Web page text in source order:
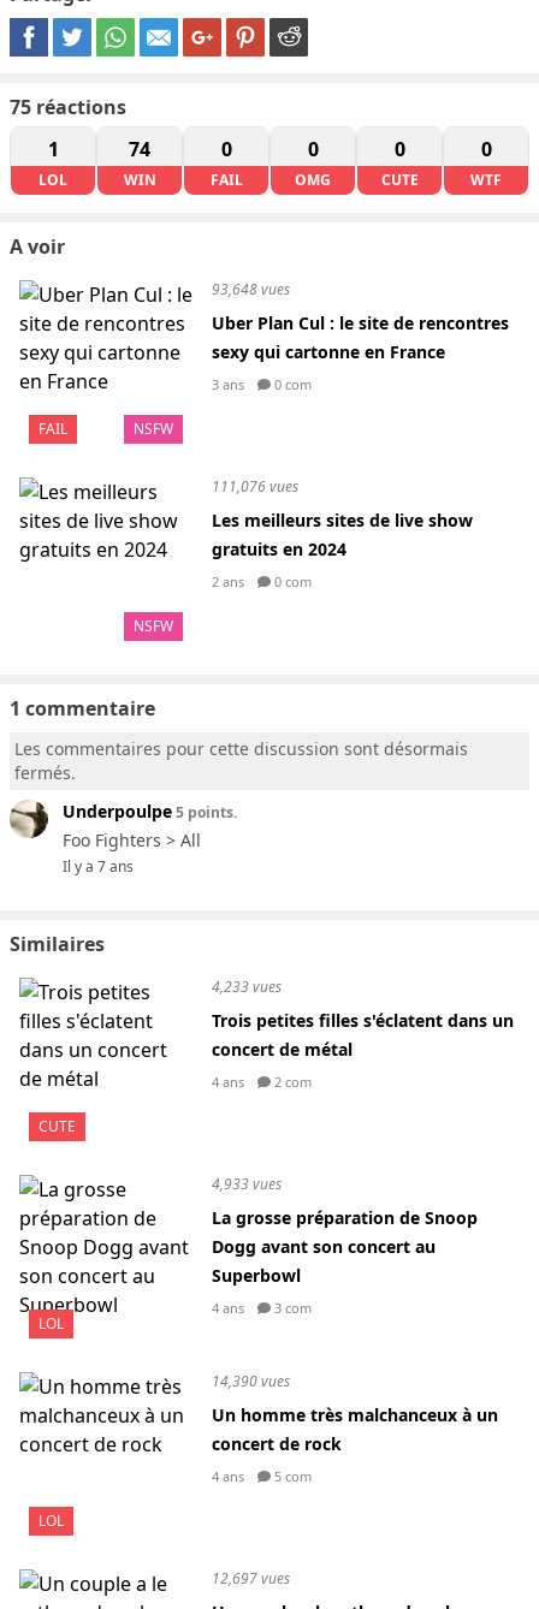
75 réactions
1
LOL
74
WIN
0
FAIL
0
OMG
0
CUTE
0
WTF
A voir
FAIL NSFW
93,648 vues
Uber Plan Cul : le site de rencontres
sexy qui cartonne en France
3 ans 0 com
NSFW
111,076 vues
Les meilleurs sites de live show
gratuits en 2024
2 ans 0 com
1 commentaire
Les commentaires pour cette discussion sont désormais
fermés.
Underpoulpe5 points.
Foo Fighters > All
Il y a 7 ans
Similaires
CUTE
4,233 vues
Trois petites filles s'éclatent dans un
concert de métal
4 ans 2 com
LOL
4,933 vues
La grosse préparation de Snoop
Dogg avant son concert au
Superbowl
4 ans 3 com
LOL
14,390 vues
Un homme très malchanceux à un
concert de rock
4 ans 5 com
12,697 vues